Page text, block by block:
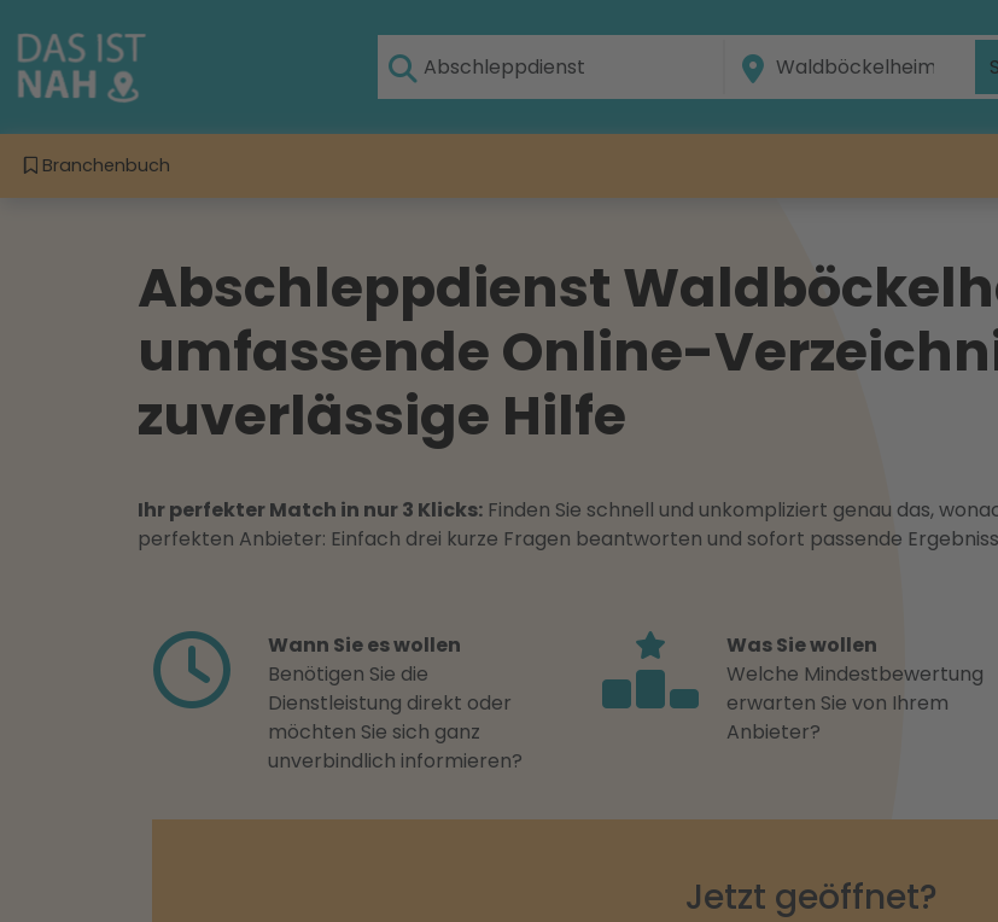
Branchenbuch
Abschleppdienst
umfassende Online-
zuverlässige Hilfe
Ihr perfekter Match in nur 3 Klicks: Finden Sie schnell und unkompliziert genau das,
perfekten Anbieter: Einfach drei kurze Fragen beantworten und sofort passende
Wann Sie es wollen
Benötigen Sie die
Dienstleistung direkt oder
möchten Sie sich ganz
unverbindlich informieren?
Was Sie wollen
Welche Mindestbewertung
erwarten Sie von Ihrem
Anbieter?
Jetzt geöffnet?